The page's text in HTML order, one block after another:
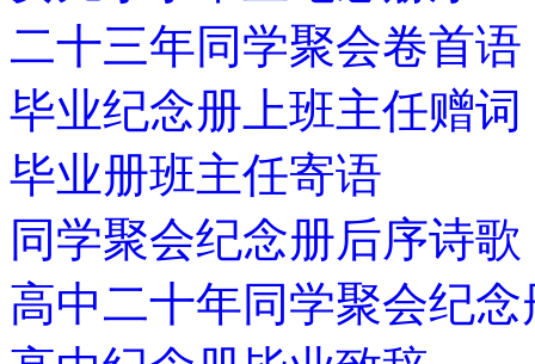
二十三年同学聚会卷首语
毕业纪念册上班主任赠词
毕业册班主任寄语
同学聚会纪念册后序诗歌
高中二十年同学聚会纪念